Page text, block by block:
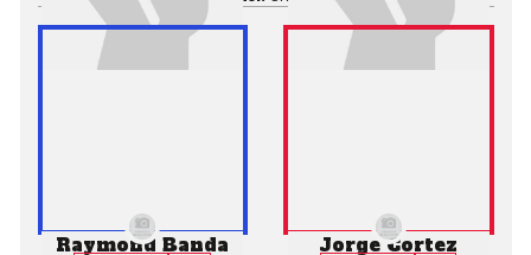
Raymond Banda Jorge Cortez